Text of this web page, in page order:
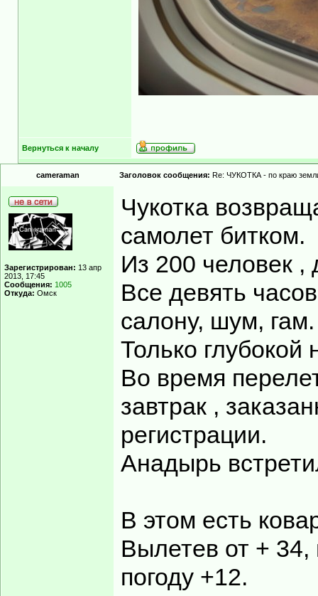
Вернуться к началу
cameraman Заголовок сообщения: Re: ЧУКОТКА - по краю
Зарегистрирован: 13 апр
2013, 17:45
Сообщения: 1005
Откуда: Омск
Чукотка
самолет битком.
Из 200 человек ,
Все девять
салону, шум, гам.
Только глубокой
Во время
завтрак ,
регистрации.
Анадырь
В этом есть
Вылетев от + 34,
погоду +12.